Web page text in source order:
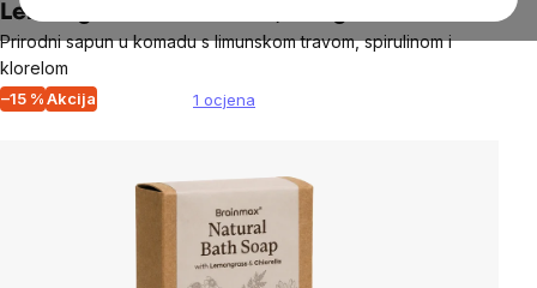
Lemongrass & Chlorella, 100 g
Prirodni sapun u komadu s limunskom travom, spirulinom i
klorelom
–15 %Akcija
The
rating
1 ocjena